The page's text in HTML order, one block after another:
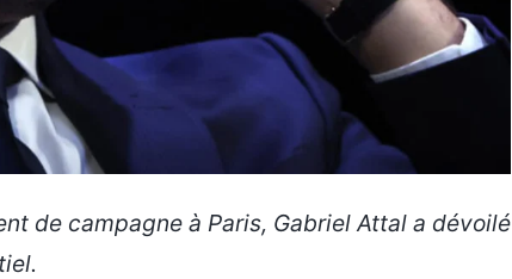
de campagne à Paris, Gabriel Attal a dévoilé